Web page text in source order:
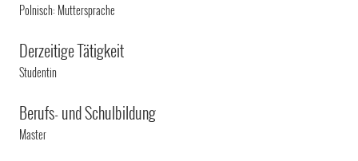
Polnisch: Muttersprache
Derzeitige Tätigkeit
Studentin
Berufs- und Schulbildung
Master